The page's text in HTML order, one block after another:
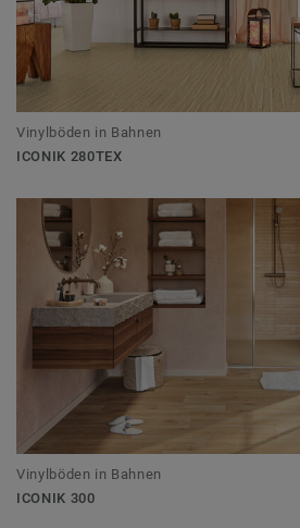
Vinylböden in Bahnen
ICONIK 280TEX
Vinylböden in Bahnen
ICONIK 300